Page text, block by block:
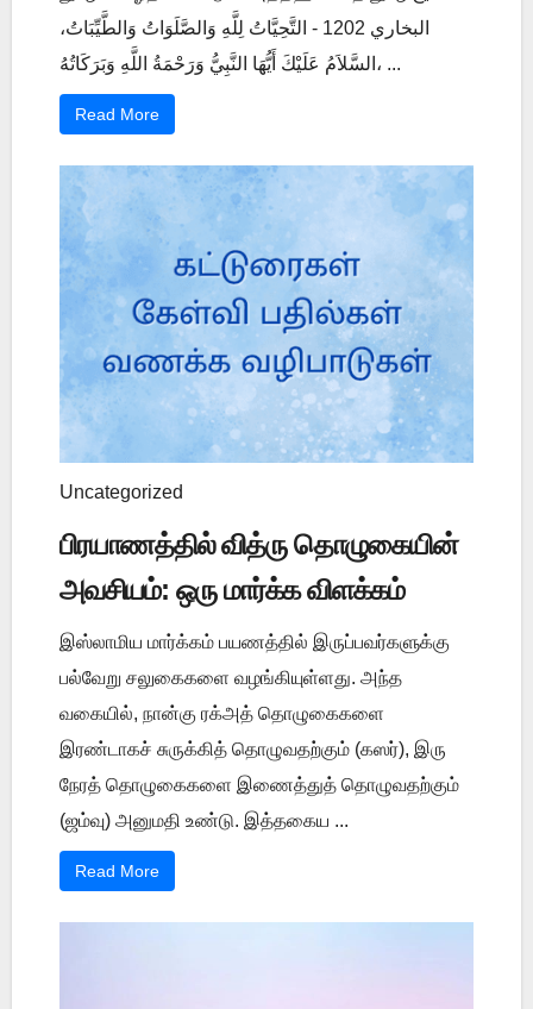
البخاري 1202 - التَّحِيَّاتُ لِلَّهِ وَالصَّلَوَاتُ وَالطَّيِّبَاتُ،
السَّلاَمُ عَلَيْكَ أَيُّهَا النَّبِيُّ وَرَحْمَةُ اللَّهِ وَبَرَكَاتُهُ، ...
Read More
Uncategorized
பிரயாணத்தில் வித்ரு தொழுகையின்
அவசியம்: ஒரு மார்க்க விளக்கம்
இஸ்லாமிய மார்க்கம் பயணத்தில் இருப்பவர்களுக்கு
பல்வேறு சலுகைகளை வழங்கியுள்ளது. அந்த
வகையில், நான்கு ரக்அத் தொழுகைகளை
இரண்டாகச் சுருக்கித் தொழுவதற்கும் (கஸர்), இரு
நேரத் தொழுகைகளை இணைத்துத் தொழுவதற்கும்
(ஜம்வு) அனுமதி உண்டு. இத்தகைய ...
Read More